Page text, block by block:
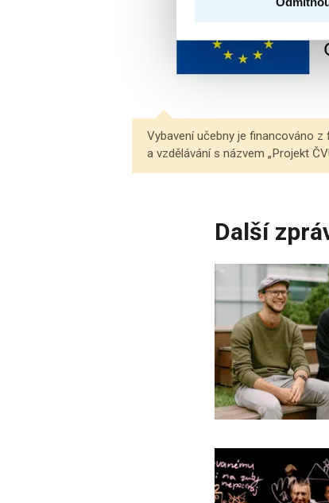
Vybavení učebny je financováno
a vzdělávání s názvem „Projekt
Další